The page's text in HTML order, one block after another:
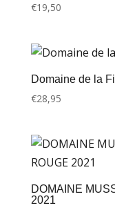
€19,50
Domaine de la
€28,95
DOMAINE
2021